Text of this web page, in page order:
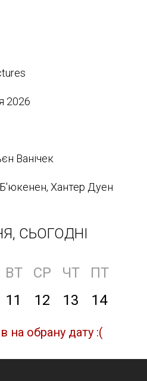
2026
Ванічек
Хантер Дуен
СЬОГОДНІ
ВТ СР ЧТ
ПТ
11 12 13 14
на обрану дату :(